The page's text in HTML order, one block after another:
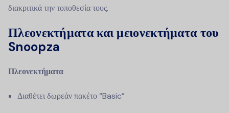
διακριτικά την τοποθεσία τους.
Πλεονεκτήματα και μειονεκτήματα του
Snoopza
Πλεονεκτήματα
Διαθέτει δωρεάν πακέτο “Basic”